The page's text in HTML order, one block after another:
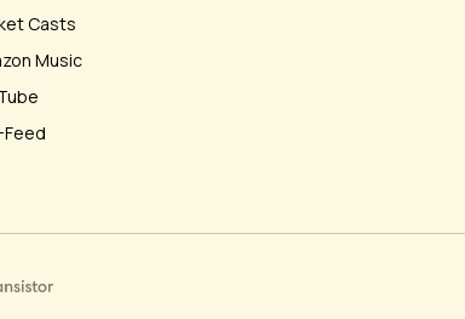
Casts
Music
Feed